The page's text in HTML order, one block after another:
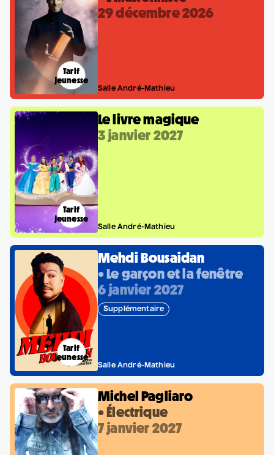
29 décembre 2026
Salle André-Mathieu
Tarif
jeunesse
Le livre magique
3 janvier 2027
Salle André-Mathieu
Tarif
jeunesse
Mehdi Bousaidan
• Le garçon et la fenêtre
6 janvier 2027
Supplémentaire
Salle André-Mathieu
Tarif
jeunesse
Michel Pagliaro
• Électrique
7 janvier 2027